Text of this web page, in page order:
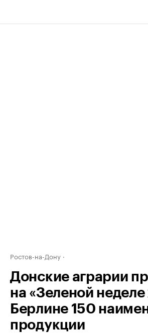
Ростов-на-Дону
Донские аграрии
на «Зеленой неделе
Берлине 150
продукции